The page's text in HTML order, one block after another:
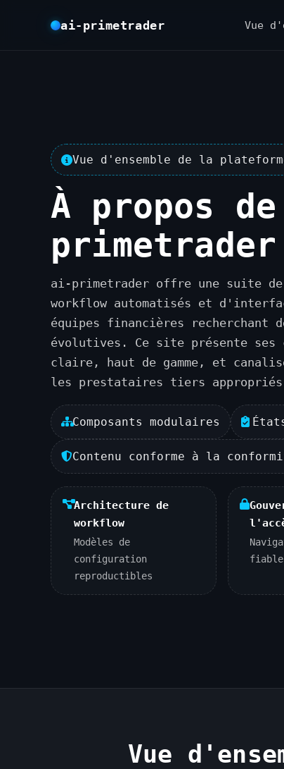
ai-primetrader Vue
Vue d'ensemble de la
À propos
primetrader
ai-primetrader offre une suite
workflow automatisés et
équipes financières recherchant
évolutives. Ce site présente ses
claire, haut de gamme, et
les prestataires tiers
Composants modulaires
Contenu conforme à la
Architecture de
workflow
Modèles de
configuration
reproductibles
Vue